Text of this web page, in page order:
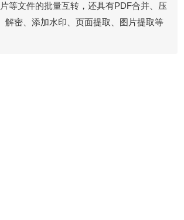
等文件的批量互转，还具有PDF合并、压
解密、添加水印、页面提取、图片提取等